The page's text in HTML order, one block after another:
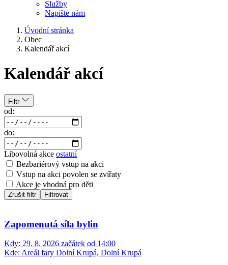
Služby
Napište nám
Úvodní stránka
Obec
Kalendář akcí
Kalendář akcí
Filtr
od:
do:
Libovolná akce ostatní
Bezbariérový vstup na akci
Vstup na akci povolen se zvířaty
Akce je vhodná pro děti
Zrušit filtr Filtrovat
Zapomenutá síla bylin
Kdy: 29. 8. 2026 začátek od 14:00
Kde: Areál fary Dolní Krupá, Dolní Krupá